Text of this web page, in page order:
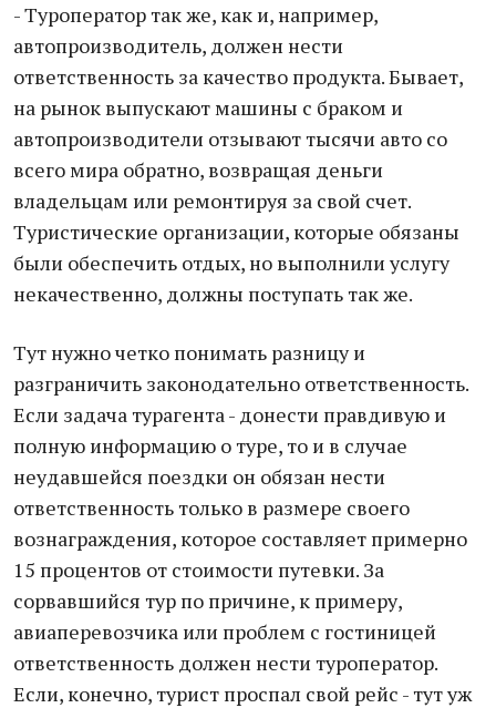
- Туроператор так же, как и, например,
автопроизводитель, должен нести
ответственность за качество продукта. Бывает,
на рынок выпускают машины с браком и
автопроизводители отзывают тысячи авто со
всего мира обратно, возвращая деньги
владельцам или ремонтируя за свой счет.
Туристические организации, которые обязаны
были обеспечить отдых, но выполнили услугу
некачественно, должны поступать так же.
Тут нужно четко понимать разницу и
разграничить законодательно ответственность.
Если задача турагента - донести правдивую и
полную информацию о туре, то и в случае
неудавшейся поездки он обязан нести
ответственность только в размере своего
вознаграждения, которое составляет примерно
15 процентов от стоимости путевки. За
сорвавшийся тур по причине, к примеру,
авиаперевозчика или проблем с гостиницей
ответственность должен нести туроператор.
Если, конечно, турист проспал свой рейс - тут уж